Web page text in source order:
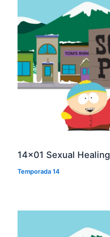
14×01 Sexual Healing
Temporada 14